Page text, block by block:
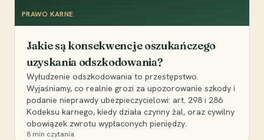
PRAWO KARNE
Jakie są konsekwencje oszukańczego
uzyskania odszkodowania?
Wyłudzenie odszkodowania to przestępstwo.
Wyjaśniamy, co realnie grozi za upozorowanie szkody i
podanie nieprawdy ubezpieczycielowi: art. 298 i 286
Kodeksu karnego, kiedy działa czynny żal, oraz cywilny
obowiązek zwrotu wypłaconych pieniędzy.
8 min czytania